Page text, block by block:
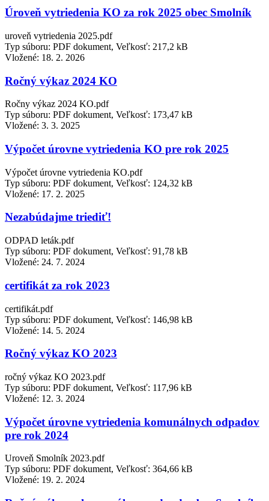
Úroveň vytriedenia KO za rok 2025 obec Smolník
uroveň vytriedenia 2025.pdf
Typ súboru: PDF dokument, Veľkosť: 217,2 kB
Vložené: 18. 2. 2026
Ročný výkaz 2024 KO
Ročny výkaz 2024 KO.pdf
Typ súboru: PDF dokument, Veľkosť: 173,47 kB
Vložené: 3. 3. 2025
Výpočet úrovne vytriedenia KO pre rok 2025
Výpočet úrovne vytriedenia KO.pdf
Typ súboru: PDF dokument, Veľkosť: 124,32 kB
Vložené: 17. 2. 2025
Nezabúdajme triediť!
ODPAD leták.pdf
Typ súboru: PDF dokument, Veľkosť: 91,78 kB
Vložené: 24. 7. 2024
certifikát za rok 2023
certifikát.pdf
Typ súboru: PDF dokument, Veľkosť: 146,98 kB
Vložené: 14. 5. 2024
Ročný výkaz KO 2023
ročný výkaz KO 2023.pdf
Typ súboru: PDF dokument, Veľkosť: 117,96 kB
Vložené: 12. 3. 2024
Výpočet úrovne vytriedenia komunálnych odpadov
pre rok 2024
Uroveň Smolník 2023.pdf
Typ súboru: PDF dokument, Veľkosť: 364,66 kB
Vložené: 19. 2. 2024